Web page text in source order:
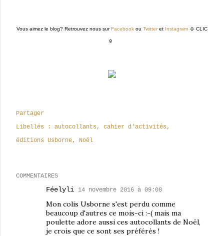
Vous aimez le blog? Retrouvez nous surFacebook ou Twitteret Instagram ☺ CLIC
☺
Partager
Libellés :
autocollants
cahier d'activités
éditions Usborne
Noël
COMMENTAIRES
Féelyli 14 novembre 2016 à 09:08
Mon colis Usborne s'est perdu comme
beaucoup d'autres ce mois-ci :-( mais ma
poulette adore aussi ces autocollants de Noël,
je crois que ce sont ses préférés !